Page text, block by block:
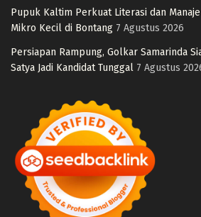
Pupuk Kaltim Perkuat Literasi dan
Mikro Kecil di Bontang 7 Agustus 2026
Persiapan Rampung, Golkar Samarinda
Satya Jadi Kandidat Tunggal 7 Agustus